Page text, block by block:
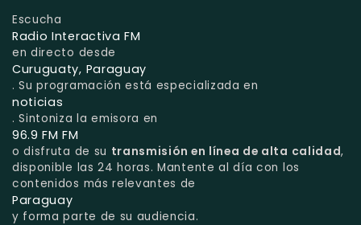
Escucha
Radio Interactiva FM
en directo desde
Curuguaty, Paraguay
. Su programación está especializada en
noticias
. Sintoniza la emisora en
96.9 FM FM
o disfruta de su transmisión en línea de alta calidad,
disponible las 24 horas. Mantente al día con los
contenidos más relevantes de
Paraguay
y forma parte de su audiencia.